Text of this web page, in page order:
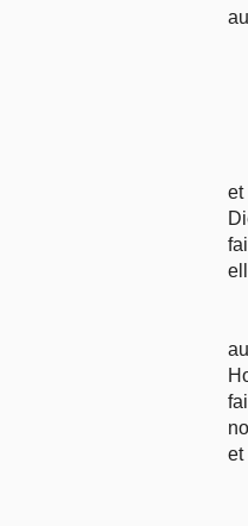
et
et